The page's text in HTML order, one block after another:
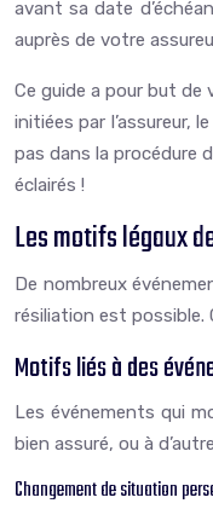
avant sa date
auprès de votre
Ce guide a pour but
initiées par l’assureur,
pas dans la procédure
éclairés !
Les motifs légaux
De nombreux
résiliation est possible.
Motifs liés à des
Les événements qui
bien assuré, ou à
Changement de situation